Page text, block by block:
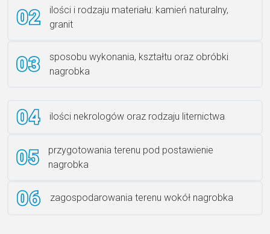
Ławka granitowa LG 12
ilości i rodzaju materiału: kamień naturalny,
granit
sposobu wykonania, kształtu oraz obróbki
nagrobka
ilości nekrologów oraz rodzaju liternictwa
przygotowania terenu pod postawienie
nagrobka
zagospodarowania terenu wokół nagrobka